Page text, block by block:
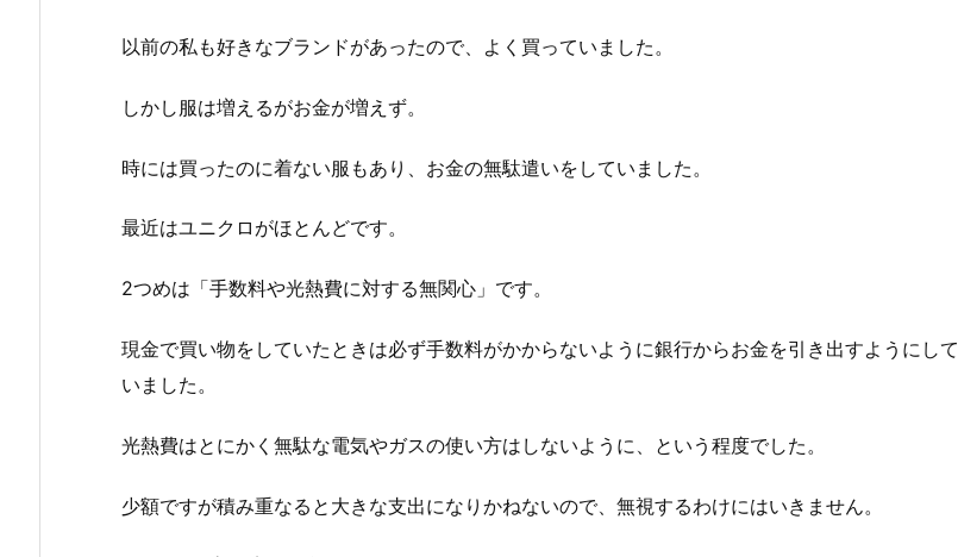
以前の私も好きなブランドがあったので、よく買っていました。
しかし服は増えるがお金が増えず。
時には買ったのに着ない服もあり、お金の無駄遣いをしていました。
最近はユニクロがほとんどです。
2つめは「手数料や光熱費に対する無関心」です。
現金で買い物をしていたときは必ず手数料がかからないように銀行からお金を引き出すようにして
いました。
光熱費はとにかく無駄な電気やガスの使い方はしないように、という程度でした。
少額ですが積み重なると大きな支出になりかねないので、無視するわけにはいきません。